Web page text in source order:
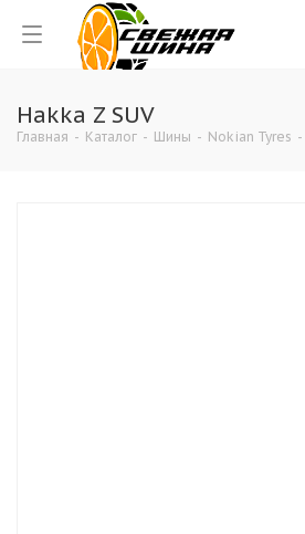
Hakka Z SUV
Главная - Каталог - Шины - Nokian Tyres -